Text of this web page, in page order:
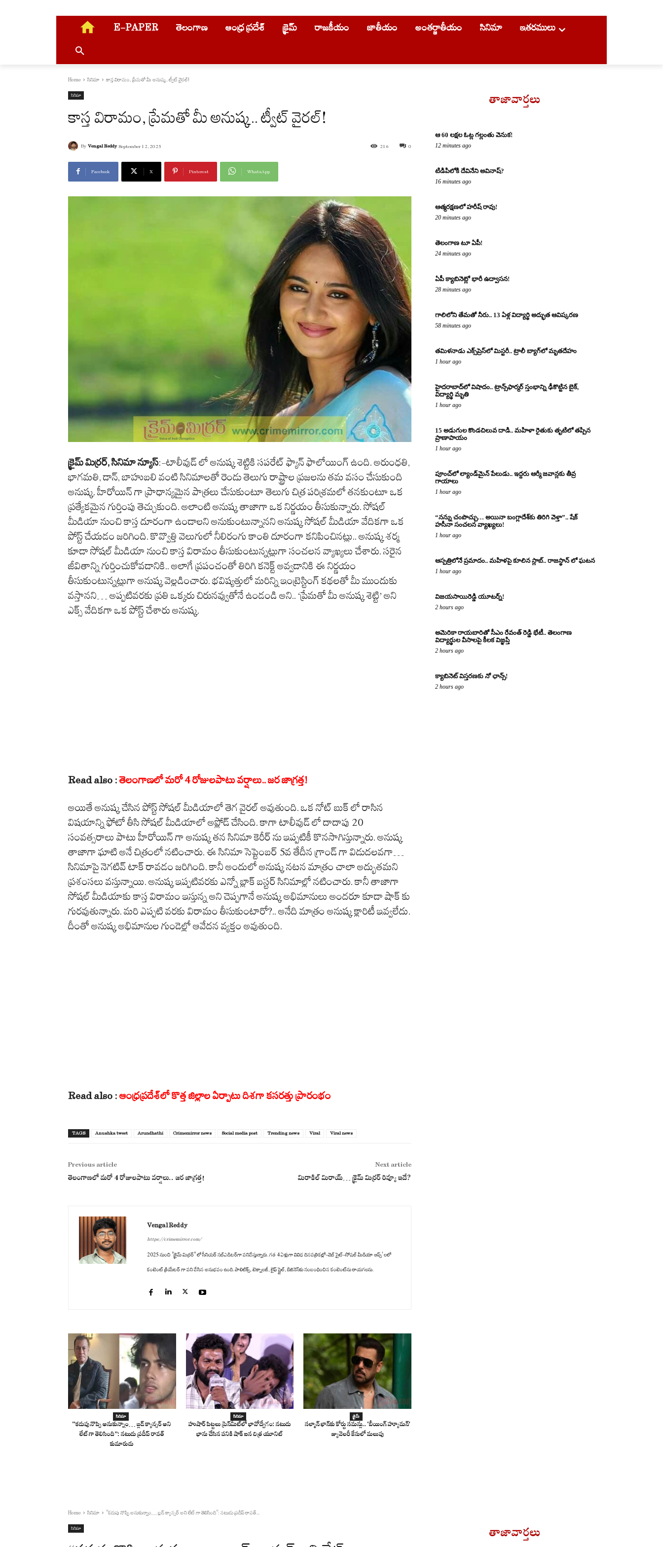
E-PAPER తెలంగాణ ఆంధ్ర ప్రదేశ్ క్రైమ్ రాజకీయం జాతీయం అంతర్జాతీయం సినిమా ఇతరములు
Home సినిమా కాస్త విరామం, ప్రేమతో మీ అనుష్క.. ట్వీట్ వైరల్!
సినిమా
కాస్త విరామం, ప్రేమతో మీ అనుష్క.. ట్వీట్ వైరల్!
By Vengal Reddy September 12, 2025 0
216
Facebook X Pinterest WhatsApp
క్రైమ్ మిర్రర్, సినిమా న్యూస్:-టాలీవుడ్ లో అనుష్క శెట్టికి సపరేట్ ఫ్యాన్ ఫాలోయింగ్ ఉంది. అరుంధతి,
భాగమతి, డాన్, బాహుబలి వంటి సినిమాలతో రెండు తెలుగు రాష్ట్రాల ప్రజలను తమ వసం చేసుకుంది
అనుష్క. హీరోయిన్ గా ప్రాధాన్యమైన పాత్రలు చేసుకుంటూ తెలుగు చిత్ర పరిశ్రమలో తనకుంటూ ఒక
ప్రత్యేకమైన గుర్తింపు తెచ్చుకుంది. అలాంటి అనుష్క తాజాగా ఒక నిర్ణయం తీసుకున్నారు. సోషల్
మీడియా నుంచి కాస్త దూరంగా ఉండాలని అనుకుంటున్నానని అనుష్క సోషల్ మీడియా వేదికగా ఒక
పోస్ట్ చేయడం జరిగింది. కొవ్వొత్తి వెలుగులో నీలిరంగు కాంతి దూరంగా కనిపించినట్లు.. అనుష్క శర్మ
కూడా సోషల్ మీడియా నుంచి కాస్త విరామం తీసుకుంటున్నట్లుగా సంచలన వ్యాఖ్యలు చేశారు. సరైన
జీవితాన్ని గుర్తించుకోవడానికి.. అలాగే ప్రపంచంతో తిరిగి కనెక్ట్ అవ్వడానికి ఈ నిర్ణయం
తీసుకుంటున్నట్లుగా అనుష్క వెల్లడించారు. భవిష్యత్తులో మరిన్ని ఇంట్రెస్టింగ్ కథలతో మీ ముందుకు
వస్తానని… అప్పటివరకు ప్రతి ఒక్కరు చిరునవ్వుతోనే ఉండండి అని.. ‘ప్రేమతో మీ అనుష్క శెట్టి’ అని
ఎక్స్ వేదికగా ఒక పోస్ట్ చేశారు అనుష్క.
Read also :తెలంగాణలో మరో 4 రోజులపాటు వర్షాలు.. జర జాగ్రత్త!
అయితే అనుష్క చేసిన పోస్ట్ సోషల్ మీడియాలో తెగ వైరల్ అవుతుంది. ఒక నోట్ బుక్ లో రాసిన
విషయాన్ని ఫోటో తీసి సోషల్ మీడియాలో అప్లోడ్ చేసింది. కాగా టాలీవుడ్ లో దాదాపు 20
సంవత్సరాలు పాటు హీరోయిన్ గా అనుష్క తన సినిమా కెరీర్ ను ఇప్పటికీ కొనసాగిస్తున్నారు. అనుష్క
తాజాగా ఘాటి అనే చిత్రంలో నటించారు. ఈ సినిమా సెప్టెంబర్ 5వ తేదీన గ్రాండ్ గా విడుదలవగా…
సినిమాపై నెగటివ్ టాక్ రావడం జరిగింది. కానీ అందులో అనుష్క నటన మాత్రం చాలా అద్భుతమని
ప్రశంసలు వస్తున్నాయి. అనుష్క ఇప్పటివరకు ఎన్నో బ్లాక్ బస్టర్ సినిమాల్లో నటించారు. కానీ తాజాగా
సోషల్ మీడియాకు కాస్త విరామం ఇస్తున్న అని చెప్పగానే అనుష్క అభిమానులు అందరూ కూడా షాక్ కు
గురవుతున్నారు. మరి ఎప్పటి వరకు విరామం తీసుకుంటారో?.. అనేది మాత్రం అనుష్క క్లారిటీ ఇవ్వలేదు.
దీంతో అనుష్క అభిమానుల గుండెల్లో ఆవేదన వ్యక్తం అవుతుంది.
Read also : ఆంధ్రప్రదేశ్‌లో కొత్త జిల్లాల ఏర్పాటు దిశగా కసరత్తు ప్రారంభం
TAGS Anushka tweet Arundhathi Crimemirror news Social media post Trending news Viral Viral news
Previous article
తెలంగాణలో మరో 4 రోజులపాటు వర్షాలు.. జర జాగ్రత్త!
Next article
మిరాకిల్ మిరాయ్… క్రైమ్ మిర్రర్ రివ్యూ ఇదే?
Vengal Reddy
https://crimemirror.com/
2025 నుంచి "క్రైమ్ మిర్రర్" లో సీనియర్ సబ్‌ఎడిటర్‌గా పనిచేస్తున్నారు. గత 4 ఏళ్లుగా వివిధ దినపత్రికల్లో-వెబ్ సైట్-సోషల్ మీడియా ఆప్స్' లలో
కంటెంట్ క్రియేటర్ గా పని చేసిన అనుభవం ఉంది. పాలిటిక్స్‌, టెక్నాలజీ, లైఫ్‌ స్టైల్‌, బిజినెస్‌కు సంబంధించిన కంటెంట్‌ను రాయగలను.
సినిమా
“కడుపు నొప్పి అనుకున్నాం… బ్లడ్ క్యాన్సర్ అని
లేట్ గా తెలిసింది”: నటుడు ప్రదీప్ రావత్
కుమారుడు
సినిమా
హుషార్ పిట్టలు ప్రెస్‌మీట్‌లో భావోద్వేగం: నటుడు
భాను చేసిన పనికి షాక్ ఐన చిత్ర యూనిట్
క్రైమ్
సల్మాన్ ఖాన్‌కు కోర్టు సమన్లు.. ‘బీయింగ్ హ్యూమన్’
జ్యువెలరీ కేసులో మలుపు
తాజావార్తలు
ఆ 60 లక్షల ఓట్ల గల్లంతు వెనుక!
12 minutes ago
టిడిపిలోకి దేవినేని అవినాష్?
16 minutes ago
ఆత్మరక్షణలో హరీష్ రావు!
20 minutes ago
తెలంగాణ టూ ఏపీ!
24 minutes ago
ఏపీ క్యాబినెట్లో భారీ ఉద్వాసన!
28 minutes ago
గాలిలోని తేమతో నీరు.. 13 ఏళ్ల విద్యార్థి అద్భుత ఆవిష్కరణ
58 minutes ago
తమిళనాడు ఎక్స్‌ప్రెస్‌లో మిస్టరీ.. ట్రాలీ బ్యాగ్‌లో మృతదేహం
1 hour ago
హైదరాబాద్‌లో విషాదం.. ట్రాన్స్‌ఫార్మర్ స్తంభాన్ని ఢీకొట్టిన బైక్,
విద్యార్థి మృతి
1 hour ago
15 అడుగుల కొండచిలువ దాడి.. మహిళా రైతుకు తృటిలో తప్పిన
ప్రాణాపాయం
1 hour ago
పూంచ్‌లో ల్యాండ్‌మైన్ పేలుడు.. ఇద్దరు ఆర్మీ జవాన్లకు తీవ్ర
గాయాలు
1 hour ago
“నన్ను చంపొచ్చు… అయినా బంగ్లాదేశ్‌కు తిరిగి వెళ్తా”.. షేక్
హసీనా సంచలన వ్యాఖ్యలు!
1 hour ago
ఆస్పత్రిలోనే ప్రమాదం.. మహిళపై కూలిన స్లాబ్‌.. రాజస్థాన్ లో ఘటన
1 hour ago
విజయసాయిరెడ్డి యూటర్న్!
2 hours ago
అమెరికా రాయబారితో సీఎం రేవంత్ రెడ్డి భేటీ.. తెలంగాణ
విద్యార్థుల వీసాలపై కీలక విజ్ఞప్తి
2 hours ago
క్యాబినెట్ విస్తరణకు నో ఛాన్స్!
2 hours ago